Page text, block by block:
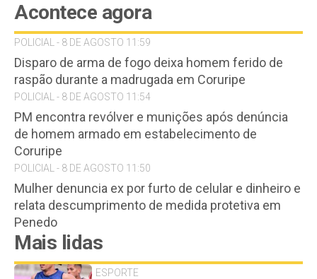
Acontece agora
POLICIAL - 8 DE AGOSTO 11:59
Disparo de arma de fogo deixa homem ferido de
raspão durante a madrugada em Coruripe
POLICIAL - 8 DE AGOSTO 11:54
PM encontra revólver e munições após denúncia
de homem armado em estabelecimento de
Coruripe
POLICIAL - 8 DE AGOSTO 11:50
Mulher denuncia ex por furto de celular e dinheiro e
relata descumprimento de medida protetiva em
Penedo
Mais lidas
ESPORTE